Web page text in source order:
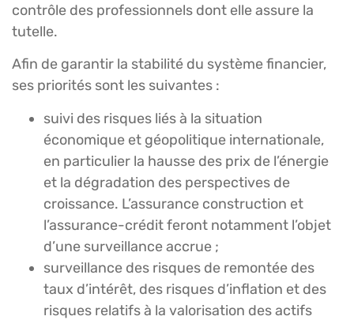
contrôle des professionnels dont elle assure la
tutelle.
Afin de garantir la stabilité du système financier,
ses priorités sont les suivantes :
suivi des risques liés à la situation
économique et géopolitique internationale,
en particulier la hausse des prix de l’énergie
et la dégradation des perspectives de
croissance. L’assurance construction et
l’assurance-crédit feront notamment l’objet
d’une surveillance accrue ;
surveillance des risques de remontée des
taux d’intérêt, des risques d’inflation et des
risques relatifs à la valorisation des actifs